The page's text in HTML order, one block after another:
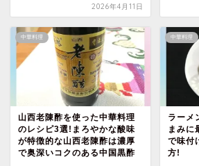
2026年4月11日
中華料理
山西老陳酢を使った中華料理
のレシピ3選!まろやかな酸味
が特徴的な山西老陳酢は濃厚
で奥深いコクのある中国黒酢
中華料理
ラーメ
まみに
で味付
方!